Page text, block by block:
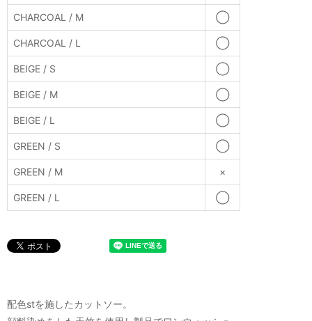
CHARCOAL / M ◯
CHARCOAL / L ◯
BEIGE / S ◯
BEIGE / M ◯
BEIGE / L ◯
GREEN / S ◯
GREEN / M ×
GREEN / L ◯
配色stを施したカットソー。